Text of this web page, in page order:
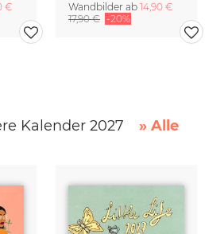
€
Wandbilder ab 14,90 €
17,90 € -20%
Kalender 2027
» Alle